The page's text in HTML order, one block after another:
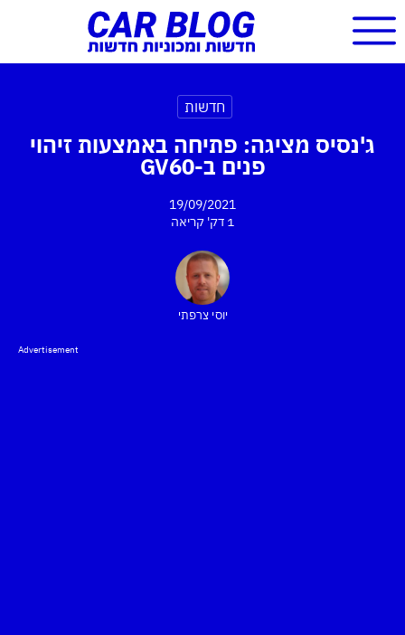
חדשות
ג'נסיס מציגה: פתיחה באמצעות זיהוי
פנים ב-GV60
19/09/2021
1 דק'
קריאה
יוסי צרפתי
Advertisement